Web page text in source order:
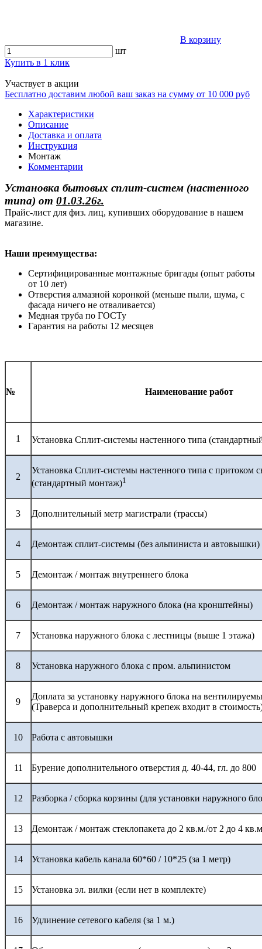
В корзину
шт
Купить в 1 клик
Участвует в акции
Бесплатно доставим любой ваш заказ на сумму от 10 000 руб
Характеристики
Описание
Доставка и оплата
Инструкция
Монтаж
Комментарии
Установка бытовых сплит-систем (настенного
типа) от 01.03.26г.
Прайс-лист для физ. лиц, купивших оборудование в нашем
магазине.
Наши преимущества:
Сертифицированные монтажные бригады (опыт работы
от 10 лет)
Отверстия алмазной коронкой (меньше пыли, шума, с
фасада ничего не отваливается)
Медная труба по ГОСТу
Гарантия на работы 12 месяцев
№ Наименование работ
1 Установка Сплит-системы настенного типа
2
Установка Сплит-системы настенного типа с притоком
(стандартный монтаж)1
3 Дополнительный метр магистрали (трассы)
4 Демонтаж сплит-системы (без альпиниста и автовышки)
5 Демонтаж / монтаж внутреннего блока
6 Демонтаж / монтаж наружного блока (на кронштейны)
7 Установка наружного блока с лестницы (выше 1 этажа)
8 Установка наружного блока с пром. альпинистом
9
Доплата за установку наружного блока на
(Траверса и дополнительный крепеж входит в
10 Работа с автовышки
11 Бурение дополнительного отверстия д. 40-44, гл. до 800
12 Разборка / сборка корзины (для установки наружного
13 Демонтаж / монтаж стеклопакета до 2 кв.м./от 2 до 4
14 Установка кабель канала 60*60 / 10*25 (за 1 метр)
15 Установка эл. вилки (если нет в комплекте)
16 Удлинение сетевого кабеля (за 1 м.)